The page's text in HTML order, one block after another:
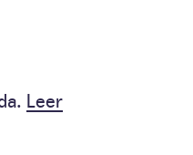
Leer